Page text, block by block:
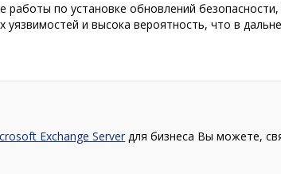
по установке обновлений безопасности,
уязвимостей и высока вероятность, что в
Exchange Server для бизнеса Вы можете,